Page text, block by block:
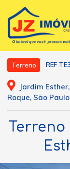
Terreno REF
Jardim
Roque, São Paulo
Terreno